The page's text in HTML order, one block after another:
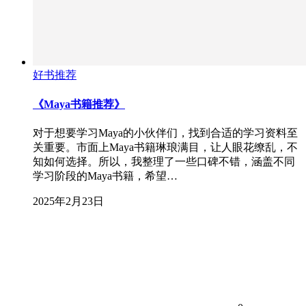
好书推荐
《Maya书籍推荐》
对于想要学习Maya的小伙伴们，找到合适的学习资料至
关重要。市面上Maya书籍琳琅满目，让人眼花缭乱，不
知如何选择。所以，我整理了一些口碑不错，涵盖不同
学习阶段的Maya书籍，希望…
2025年2月23日